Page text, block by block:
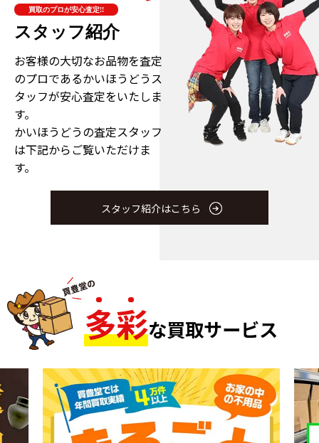
買取のプロが安心査定!!
スタッフ紹介
お客様の大切なお品物を査定
のプロであるかいほうどうス
タッフが安心査定をいたしま
す。
かいほうどうの査定スタッフ
は下記からご覧いただけま
す。
スタッフ紹介はこちら
多彩な買取サービス